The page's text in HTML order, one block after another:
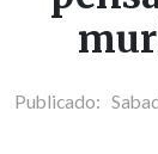
Publicado: